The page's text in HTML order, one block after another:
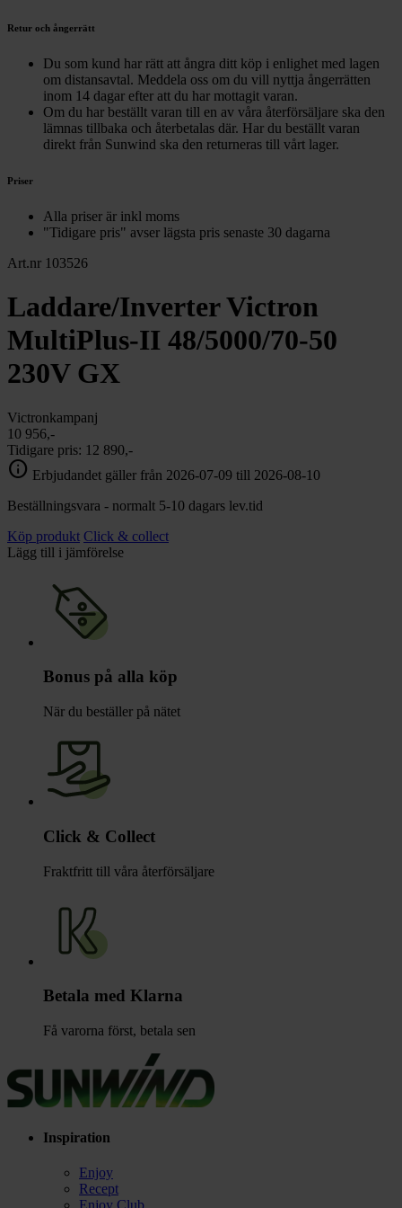
Retur och ångerrätt
Du som kund har rätt att ångra ditt köp i enlighet med lagen
om distansavtal. Meddela oss om du vill nyttja ångerrätten
inom 14 dagar efter att du har mottagit varan.
Om du har beställt varan till en av våra återförsäljare ska den
lämnas tillbaka och återbetalas där. Har du beställt varan
direkt från Sunwind ska den returneras till vårt lager.
Priser
Alla priser är inkl moms
"Tidigare pris" avser lägsta pris senaste 30 dagarna
Art.nr 103526
Laddare/Inverter Victron
MultiPlus-II 48/5000/70-50
230V GX
Victronkampanj
10 956,-
Tidigare pris: 12 890,-
info Erbjudandet gäller från 2026-07-09 till 2026-08-10
Beställningsvara - normalt 5-10 dagars lev.tid
Köp produkt Click & collect
Lägg till i jämförelse
Bonus på alla köp
När du beställer på nätet
Click & Collect
Fraktfritt till våra återförsäljare
Betala med Klarna
Få varorna först, betala sen
Inspiration
Enjoy
Recept